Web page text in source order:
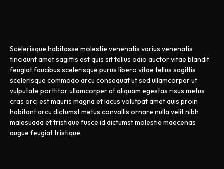
Scelerisque habitasse molestie venenatis varius venenatis
tincidunt amet sagittis est quis sit tellus odio auctor vitae blandit
feugiat faucibus scelerisque purus libero vitae tellus sagittis
scelerisque commodo arcu consequat ut sed ullamcorper ut
vulputate porttitor ullamcorper at aliquam egestas risus metus
cras orci est mauris magna et lacus volutpat amet quis proin
habitant arcu dictumst metus convallis ornare nulla velit nibh
malesuada et tristique fusce id dictumst molestie maecenas
augue feugiat tristique.